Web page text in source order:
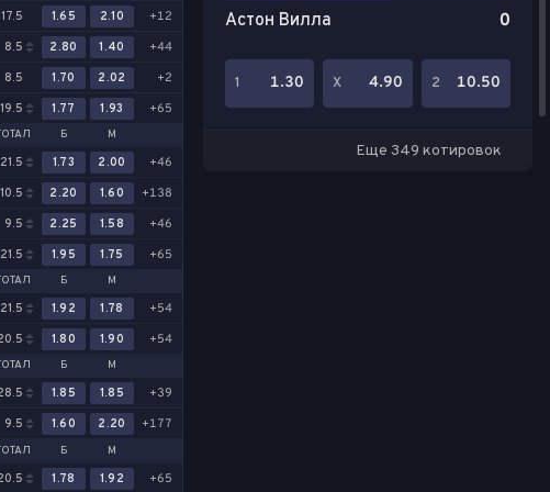
17.5 1.65 2.10
+12
8.5 2.80 1.40
+44
8.5 1.70 2.02
+2
19.5 1.77 1.93 +65
Б М
21.5 1.73 2.00
+46
10.5 2.20 1.60
+138
9.5 2.25 1.58
+46
21.5 1.95 1.75 +65
Б М
21.5 1.92 1.78
+54
1.80 1.90 +54
Б М
1.85 1.85
+39
9.5 1.60 2.20 +177
Б М
1.78 1.92
+65
Астон Вилла
0
1 1.30 Х 4.90 2 10.50
Еще 349 котировок